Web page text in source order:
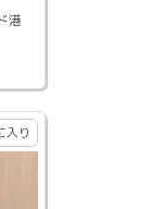
港
入り